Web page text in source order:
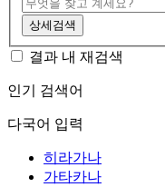
상세검색
결과 내 재검색
인기 검색어
다국어 입력
히라가나
가타카나